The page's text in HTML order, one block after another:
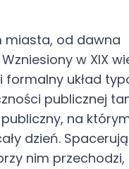
miasta, od dawna
w XIX
układ
publicznej
na
dzień.
nim przechodzi,